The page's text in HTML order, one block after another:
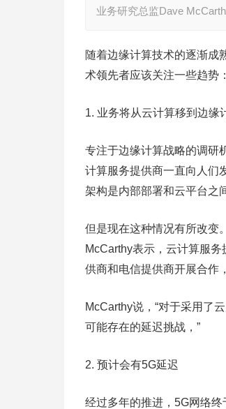
业务研究总监Dave
随着边缘计算技术的逐渐成
术领先者应该关注一些趋势：
1. 业务将从云计算移到边缘
专注于边缘计算战略的调研
计算服务提供商一直向人们
架构是内部部署和云平台之
但是现在这种情况有所改变
McCarthy表示，云计算服
供商和电信提供商开展合作
McCarthy说，“对于采用了
可能存在的延迟挑战，”
2. 预计会有5G延迟
经过多年的推进，5G网络